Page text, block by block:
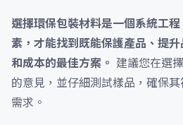
選擇環保包裝材料是一個系統工
素，才能找到既能保護產品、提
和成本的最佳方案。 建議您在選
的意見，並仔細測試樣品，確保
需求。